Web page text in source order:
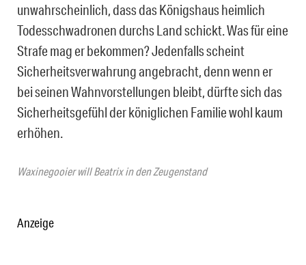
Waxinegooier will Beatrix in den Zeugenstand
unwahrscheinlich, dass das Königshaus heimlich
Todesschwadronen durchs Land schickt. Was für eine
Strafe mag er bekommen? Jedenfalls scheint
Sicherheitsverwahrung angebracht, denn wenn er
bei seinen Wahnvorstellungen bleibt, dürfte sich das
Sicherheitsgefühl der königlichen Familie wohl kaum
erhöhen.
Anzeige